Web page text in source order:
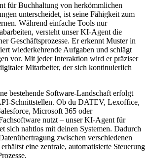
für Buchhaltung von herkömmlichen
unterscheidet, ist seine Fähigkeit zum
Während einfache Tools nur
versteht unser KI-Agent die
Geschäftsprozesse. Er erkennt Muster in
wiederkehrende Aufgaben und schlägt
vor. Mit jeder Interaktion wird er präziser
Mitarbeiter, der sich kontinuierlich
bestehende Software-Landschaft erfolgt
Schnittstellen. Ob du DATEV, Lexoffice,
Microsoft 365 oder
nutzt – unserKI-Agent für
sich nahtlos mit deinen Systemen. Dadurch
zwischen verschiedenen
eine zentrale, automatisierte Steuerung